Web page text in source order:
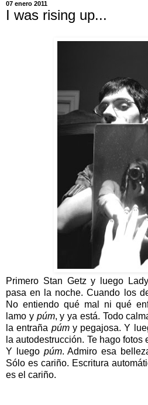
07 enero 2011
I was rising up...
Primero Stan Getz y luego
pasa en la noche. Cuando los
No entiendo qué mal ni qué
lamo y púm, y ya está. Todo
la entraña púmy pegajosa. Y
la autodestrucción. Te hago
Y luegopúm. Admiro esa
Sólo es cariño. Escritura
es el cariño.